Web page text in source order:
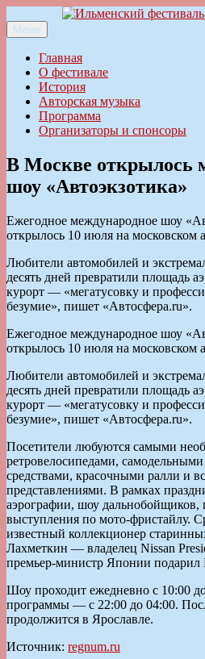
к
содержимому
Ильменский фестиваль авторской
Меню
Главная
О фестивале
История
Авторская музыка
Программа
Организаторы и спонсоры
В Москве открылось
шоу «Автоэкзотика»
Ежегодное международное шоу
открылось 10 июля на московском
Любители автомобилей и
десять дней превратили площадь
курорт — «мегатусовку и
безумие», пишет «Автосфера.ru».
Ежегодное международное шоу
открылось 10 июля на московском
Любители автомобилей и
десять дней превратили площадь
курорт — «мегатусовку и
безумие», пишет «Автосфера.ru».
Посетители любуются самыми
ретровелосипедами,
средствами, красочными ралли и
представлениями. В рамках
аэрографии, шоу дальнобойщиков,
выступления по мото-фристайлу.
известный коллекционер
Лахметкин — владелец Nissan
премьер-министр Японии подарил
Шоу проходит ежедневно с 10:00
программы — с 22:00 до 04:00.
продолжится в Ярославле.
Источник: regnum.ru